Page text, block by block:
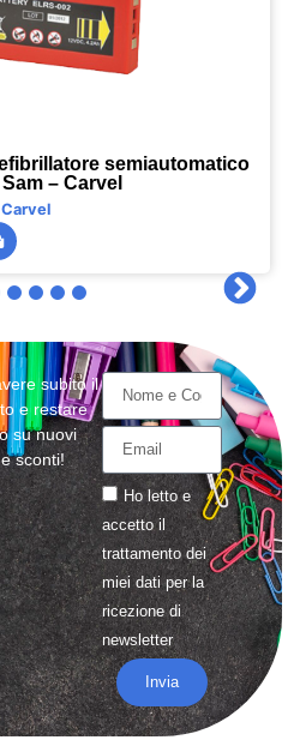
semiautomatico
– Carvel
Carvel
subito il
e restare
su nuovi
sconti!
Ho letto e
accetto il
trattamentodei
miei dati per la
ricezione di
newsletter
Invia